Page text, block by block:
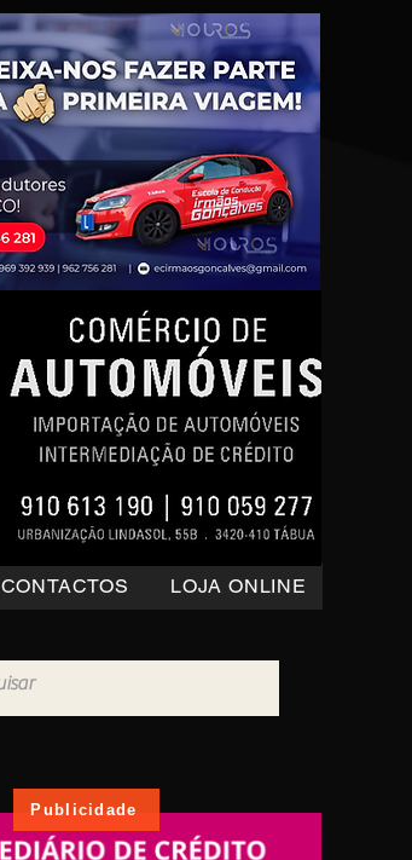
CONTACTOS LOJA ONLINE
Publicidade